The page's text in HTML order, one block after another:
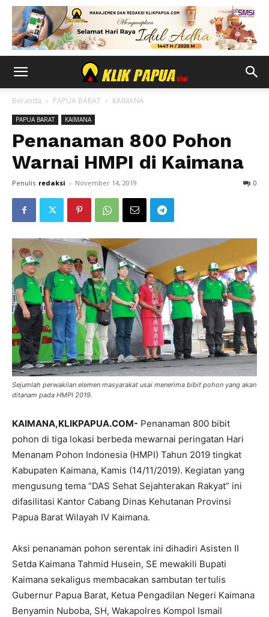
Beranda PAPUA BARAT KAIMANA
PAPUA BARAT KAIMANA
Penanaman 800 Pohon
Warnai HMPI di Kaimana
Penulis redaksi - November 14, 2019 0
Sejumlah perwakilan elemen masyarakat usai menerima bibit pohon yang akan
ditanam pada HMPI 2019.
KAIMANA,KLIKPAPUA.COM- Penanaman 800 bibit
pohon di tiga lokasi berbeda mewarnai peringatan Hari
Menanam Pohon Indonesia (HMPI) Tahun 2019 tingkat
Kabupaten Kaimana, Kamis (14/11/2019). Kegiatan yang
mengusung tema “DAS Sehat Sejahterakan Rakyat” ini
difasilitasi Kantor Cabang Dinas Kehutanan Provinsi
Papua Barat Wilayah IV Kaimana.
Aksi penanaman pohon serentak ini dihadiri Asisten II
Setda Kaimana Tahmid Husein, SE mewakili Bupati
Kaimana sekaligus membacakan sambutan tertulis
Gubernur Papua Barat, Ketua Pengadilan Negeri Kaimana
Benyamin Nuboba, SH, Wakapolres Kompol Ismail